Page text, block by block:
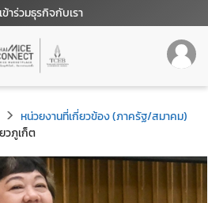
เข้าร่วมธุรกิจกับเรา
หน่วยงานที่เกี่ยวข้อง (ภาครัฐ/สมาคม)
วภูเก็ต